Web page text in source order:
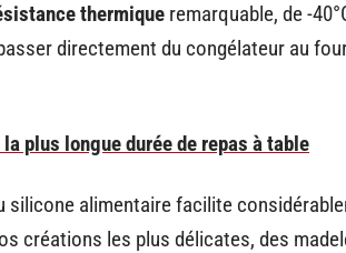
thermique remarquable, de -
directement du congélateur au
plus longue durée de repas à table
silicone alimentaire facilite
créations les plus délicates, des